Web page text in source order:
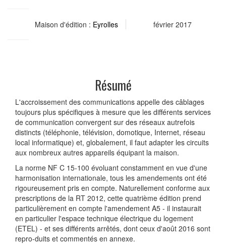
Maison d'édition : Eyrolles février 2017
Résumé
L'accroissement des communications appelle des câblages
toujours plus spécifiques à mesure que les différents services
de communication convergent sur des réseaux autrefois
distincts (téléphonie, télévision, domotique, Internet, réseau
local informatique) et, globalement, il faut adapter les circuits
aux nombreux autres appareils équipant la maison.
La norme NF C 15-100 évoluant constamment en vue d'une
harmonisation internationale, tous les amendements ont été
rigoureusement pris en compte. Naturellement conforme aux
prescriptions de la RT 2012, cette quatrième édition prend
particulièrement en compte l'amendement A5 - il instaurait
en particulier l'espace technique électrique du logement
(ETEL) - et ses différents arrêtés, dont ceux d'août 2016 sont
repro-duits et commentés en annexe.